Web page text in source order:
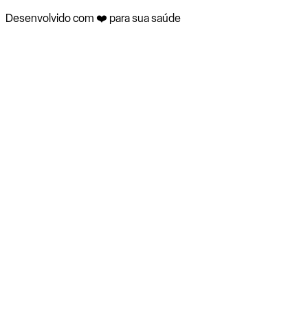
Desenvolvido com ❤️ para sua saúde